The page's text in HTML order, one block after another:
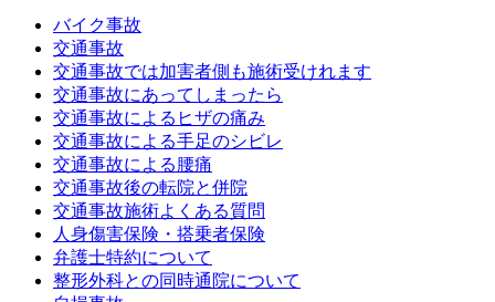
バイク事故
交通事故
交通事故では加害者側も施術受けれます
交通事故にあってしまったら
交通事故によるヒザの痛み
交通事故による手足のシビレ
交通事故による腰痛
交通事故後の転院と併院
交通事故施術よくある質問
人身傷害保険・搭乗者保険
弁護士特約について
整形外科との同時通院について